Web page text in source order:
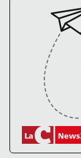
Laconair.it
Lacitymag.it
Ilreggino.it